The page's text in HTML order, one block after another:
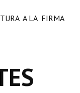
A LA FIRMA